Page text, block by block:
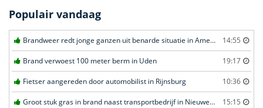
Populair vandaag
Brandweer redt jonge ganzen uit benarde situatie in Amersfoort 14:55
Brand verwoest 100 meter berm in Uden 19:17
Fietser aangereden door automobilist in Rijnsburg 10:36
Groot stuk gras in brand naast transportbedrijf in Nieuwegein 15:15